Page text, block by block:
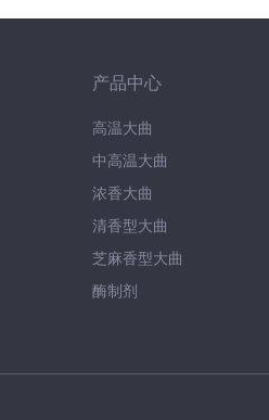
产品中心
高温大曲
中高温大曲
浓香大曲
清香型大曲
芝麻香型大曲
酶制剂